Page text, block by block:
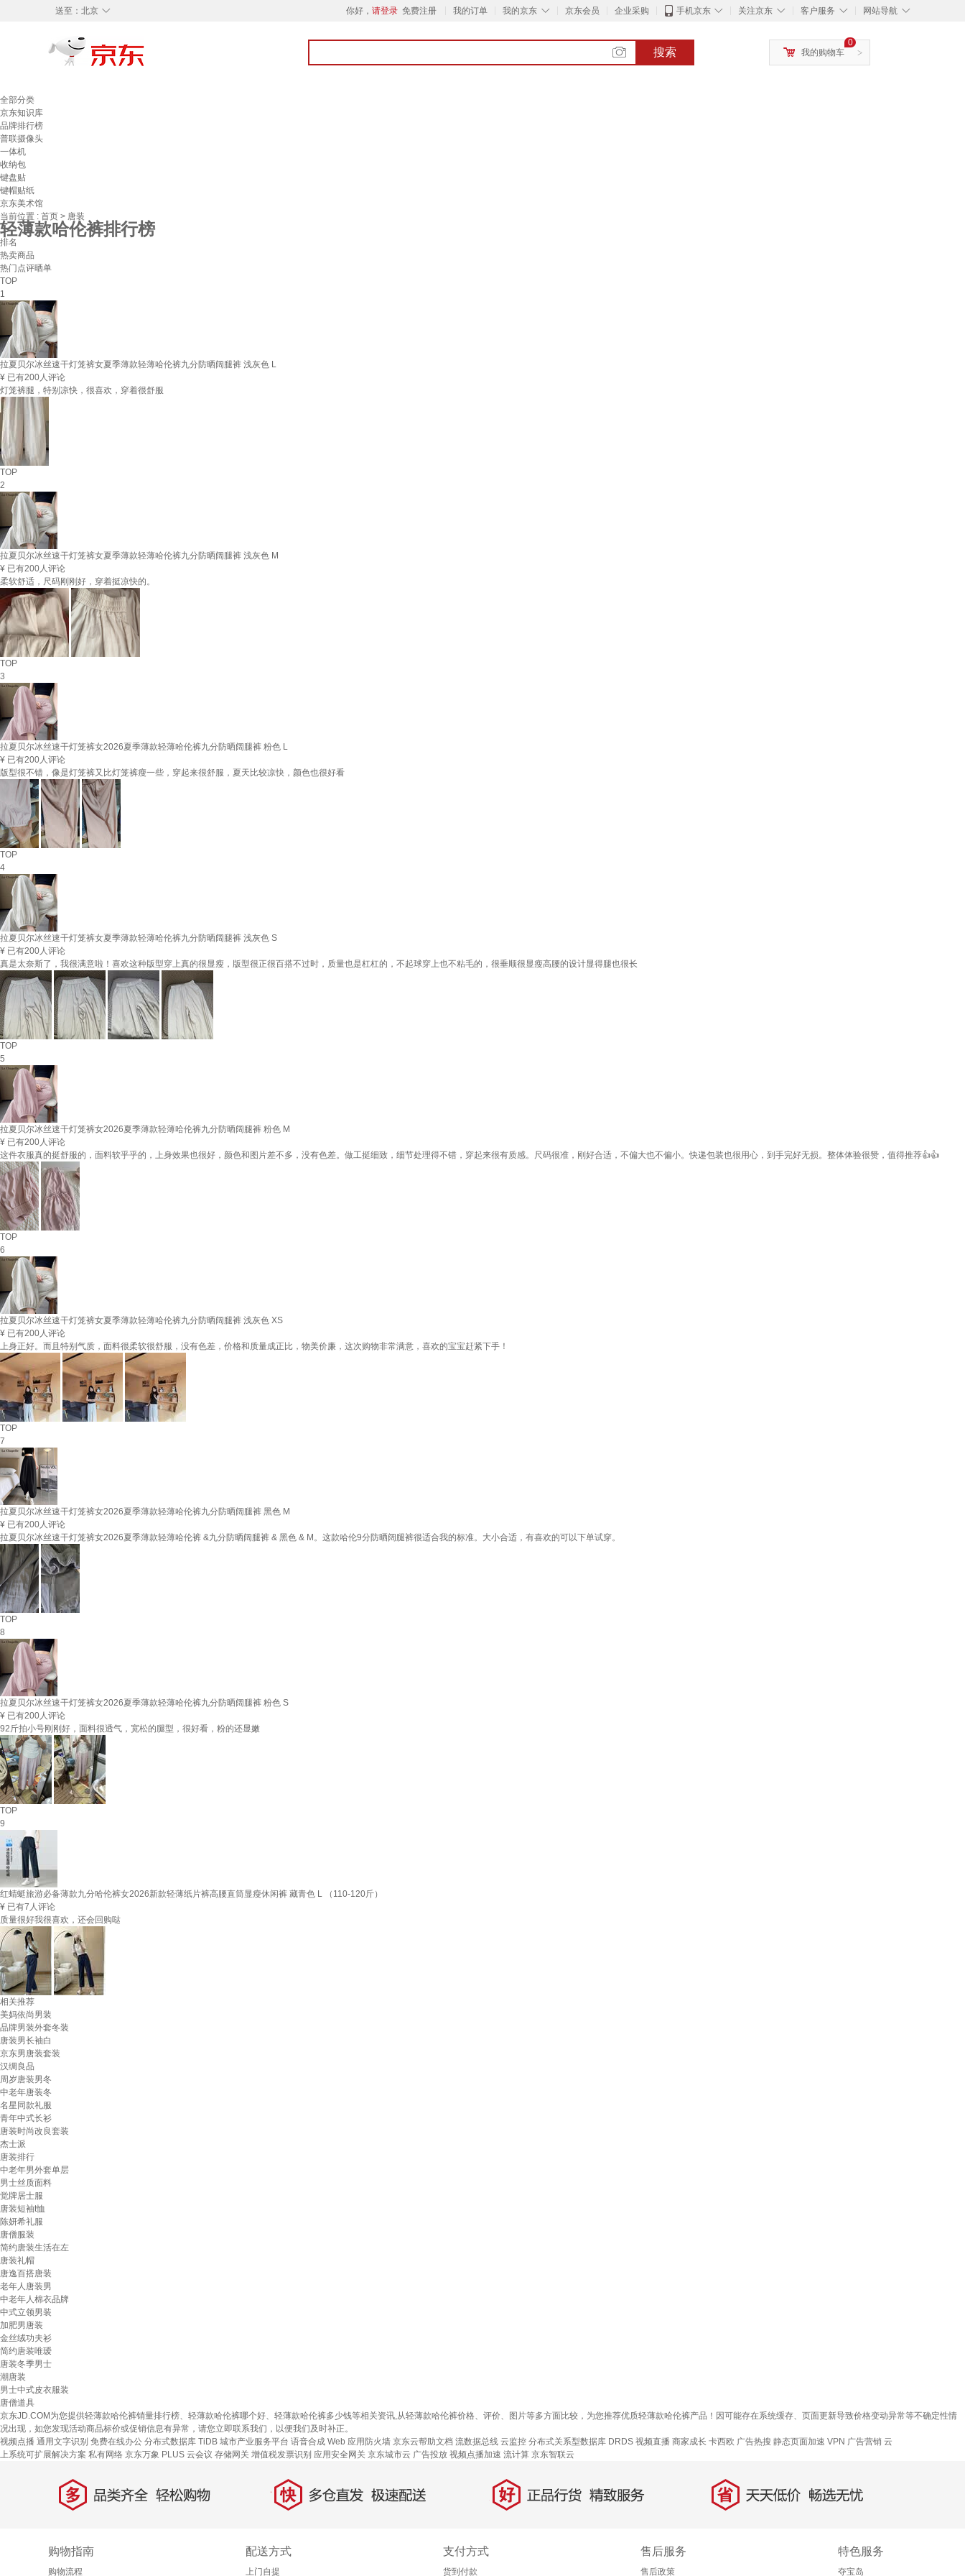
◇
送至： 北京 你好， 请登录 免费注册 我的订单 ◇
我的京东 京东会员 企业采购 ◇
手机京东 ◇
关注京东 ◇
客户服务 ◇
网站导航
搜索 >
0
我的购物车
全部分类
京东知识库
品牌排行榜
普联摄像头
一体机
收纳包
键盘贴
键帽贴纸
京东美术馆
当前位置 : 首页 > 唐装
轻薄款哈伦裤排行榜
排名
热卖商品
热门点评晒单
TOP
1
拉夏贝尔冰丝速干灯笼裤女夏季薄款轻薄哈伦裤九分防晒阔腿裤 浅灰色 L
¥ 已有200人评论
灯笼裤腿，特别凉快，很喜欢，穿着很舒服
TOP
2
拉夏贝尔冰丝速干灯笼裤女夏季薄款轻薄哈伦裤九分防晒阔腿裤 浅灰色 M
¥ 已有200人评论
柔软舒适，尺码刚刚好，穿着挺凉快的。
TOP
3
拉夏贝尔冰丝速干灯笼裤女2026夏季薄款轻薄哈伦裤九分防晒阔腿裤 粉色 L
¥ 已有200人评论
版型很不错，像是灯笼裤又比灯笼裤瘦一些，穿起来很舒服，夏天比较凉快，颜色也很好看
TOP
4
拉夏贝尔冰丝速干灯笼裤女夏季薄款轻薄哈伦裤九分防晒阔腿裤 浅灰色 S
¥ 已有200人评论
真是太奈斯了，我很满意啦！喜欢这种版型穿上真的很显瘦，版型很正很百搭不过时，质量也是杠杠的，不起球穿上也不粘毛的，很垂顺很显瘦高腰的设计显得腿也很长
TOP
5
拉夏贝尔冰丝速干灯笼裤女2026夏季薄款轻薄哈伦裤九分防晒阔腿裤 粉色 M
¥ 已有200人评论
这件衣服真的挺舒服的，面料软乎乎的，上身效果也很好，颜色和图片差不多，没有色差。做工挺细致，细节处理得不错，穿起来很有质感。尺码很准，刚好合适，不偏大也不偏小。快递包装也很用心，到手完好无损。整体体验很赞，值得推荐👍👍
TOP
6
拉夏贝尔冰丝速干灯笼裤女夏季薄款轻薄哈伦裤九分防晒阔腿裤 浅灰色 XS
¥ 已有200人评论
上身正好。而且特别气质，面料很柔软很舒服，没有色差，价格和质量成正比，物美价廉，这次购物非常满意，喜欢的宝宝赶紧下手！
TOP
7
拉夏贝尔冰丝速干灯笼裤女2026夏季薄款轻薄哈伦裤九分防晒阔腿裤 黑色 M
¥ 已有200人评论
拉夏贝尔冰丝速干灯笼裤女2026夏季薄款轻薄哈伦裤 &九分防晒阔腿裤 & 黑色 & M。这款哈伦9分防晒阔腿裤很适合我的标准。大小合适，有喜欢的可以下单试穿。
TOP
8
拉夏贝尔冰丝速干灯笼裤女2026夏季薄款轻薄哈伦裤九分防晒阔腿裤 粉色 S
¥ 已有200人评论
92斤拍小号刚刚好，面料很透气，宽松的腿型，很好看，粉的还显嫩
TOP
9
红蜻蜓旅游必备薄款九分哈伦裤女2026新款轻薄纸片裤高腰直筒显瘦休闲裤 藏青色 L （110-120斤）
¥ 已有7人评论
质量很好我很喜欢，还会回购哒
相关推荐
美妈依尚男装
品牌男装外套冬装
唐装男长袖白
京东男唐装套装
汉绸良品
周岁唐装男冬
中老年唐装冬
名星同款礼服
青年中式长衫
唐装时尚改良套装
杰士派
唐装排行
中老年男外套单层
男士丝质面料
觉牌居士服
唐装短袖t恤
陈妍希礼服
唐僧服装
简约唐装生活在左
唐装礼帽
唐逸百搭唐装
老年人唐装男
中老年人棉衣品牌
中式立领男装
加肥男唐装
金丝绒功夫衫
简约唐装唯瑷
唐装冬季男士
潮唐装
男士中式皮衣服装
唐僧道具
京东JD.COM为您提供轻薄款哈伦裤销量排行榜、轻薄款哈伦裤哪个好、轻薄款哈伦裤多少钱等相关资讯,从轻薄款哈伦裤价格、评价、图片等多方面比较，为您推荐优质轻薄款哈伦裤产品！因可能存在系统缓存、页面更新导致价格变动异常等不确定性情
况出现，如您发现活动商品标价或促销信息有异常，请您立即联系我们，以便我们及时补正。
视频点播 通用文字识别 免费在线办公 分布式数据库 TiDB 城市产业服务平台 语音合成 Web 应用防火墙 京东云帮助文档 流数据总线 云监控 分布式关系型数据库 DRDS 视频直播 商家成长 卡西欧 广告热搜 静态页面加速 VPN 广告营销 云
上系统可扩展解决方案 私有网络 京东万象 PLUS 云会议 存储网关 增值税发票识别 应用安全网关 京东城市云 广告投放 视频点播加速 流计算 京东智联云
多 品类齐全，轻松购物 快 多仓直发，极速配送 好 正品行货，精致服务 省 天天低价，畅选无忧
购物指南
购物流程
配送方式
上门自提
支付方式
货到付款
售后服务
售后政策
特色服务
夺宝岛